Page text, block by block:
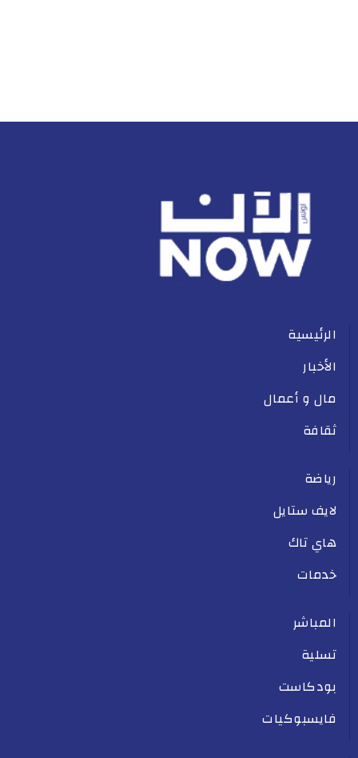
الرئيسية
الأخبار
مال و أعمال
ثقافة
رياضة
لايف ستايل
هاي تاك
خدمات
المباشر
تسلية
بودكاست
فايسبوكيات